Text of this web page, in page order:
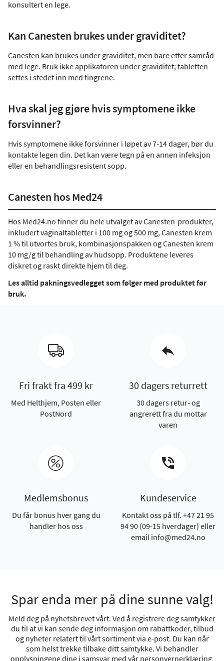
konsultert en lege.
Kan Canesten brukes under graviditet?
Canesten kan brukes under graviditet, men bare etter samråd
med lege. Bruk ikke applikatoren under graviditet; tabletten
settes i stedet inn med fingrene.
Hva skal jeg gjøre hvis symptomene ikke
forsvinner?
Hvis symptomene ikke forsvinner i løpet av 7-14 dager, bør du
kontakte legen din. Det kan være tegn på en annen infeksjon
eller en behandlingsresistent sopp.
Canesten hos Med24
Hos Med24.no finner du hele utvalget av Canesten-produkter,
inkludert vaginaltabletter i 100 mg og 500 mg, Canesten krem
1 % til utvortes bruk, kombinasjonspakken og Canesten krem
10 mg/g til behandling av hudsopp. Produktene leveres
diskret og raskt direkte hjem til deg.
Les alltid pakningsvedlegget som følger med produktet før
bruk.
Fri frakt fra 499 kr
Med Helthjem, Posten eller
PostNord
30 dagers returrett
30 dagers retur- og
angrerett fra du mottar
varen
Medlemsbonus
Du får bonus hver gang du
handler hos oss
Kundeservice
Kontakt oss på tlf. +47 21 95
94 90 (09-15 hverdager) eller
email info@med24.no
Spar enda mer på dine sunne valg!
Meld deg på nyhetsbrevet vårt. Ved å registrere deg samtykker
du til at vi kan sende deg informasjon om rabattkoder, tilbud
og nyheter relatert til vårt sortiment via e-post. Du kan når
som helst trekke tilbake ditt samtykke. Vi behandler
opplysningene dine i samsvar med vår personvernerklæring.